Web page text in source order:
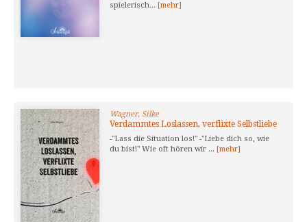
spielerisch... [mehr]
Wagner, Silke
Verdammtes Loslassen, verflixte Selbstliebe
-"Lass die Situation los!" -"Liebe dich so, wie
du bist!" Wie oft hören wir ... [mehr]